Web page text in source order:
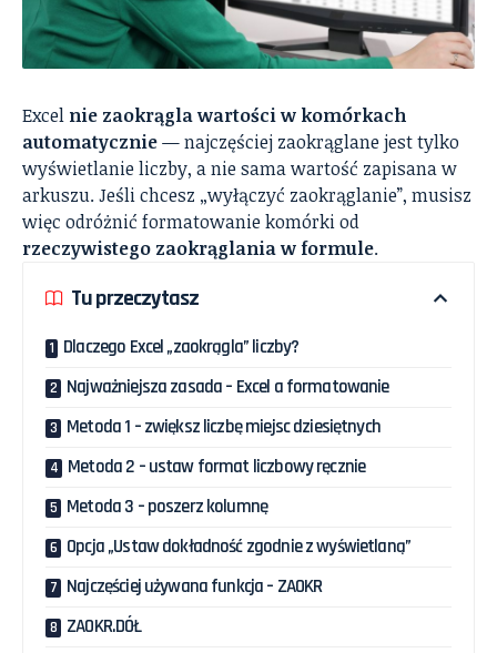
Excel nie zaokrągla wartości w komórkach
automatycznie— najczęściej zaokrąglane jest tylko
wyświetlanie liczby, a nie sama wartość zapisana w
arkuszu. Jeśli chcesz „wyłączyć zaokrąglanie”, musisz
więc odróżnić formatowanie komórki od
rzeczywistego zaokrąglania w formule.
Tu przeczytasz
Dlaczego Excel „zaokrągla” liczby?
Najważniejsza zasada – Excel a formatowanie
Metoda 1 – zwiększ liczbę miejsc dziesiętnych
Metoda 2 – ustaw format liczbowy ręcznie
Metoda 3 – poszerz kolumnę
Opcja „Ustaw dokładność zgodnie z wyświetlaną”
Najczęściej używana funkcja – ZAOKR
ZAOKR.DÓŁ